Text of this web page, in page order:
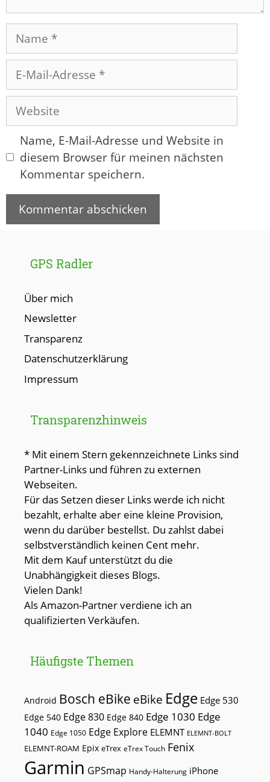
Name
Mail-
Adresse
Website
Name, E-Mail-Adresse und Website in
diesem Browser für meinen nächsten
Kommentar speichern.
GPS Radler
Über mich
Newsletter
Transparenz
Datenschutzerklärung
Impressum
Transparenzhinweis
* Mit einem Stern gekennzeichnete Links sind
Partner-Links und führen zu externen
Webseiten.
Für das Setzen dieser Links werde ich nicht
bezahlt, erhalte aber eine kleine Provision,
wenn du darüber bestellst. Du zahlst dabei
selbstverständlich keinen Cent mehr.
Mit dem Kauf unterstützt du die
Unabhängigkeit dieses Blogs.
Vielen Dank!
Als Amazon-Partner verdiene ich an
qualifizierten Verkäufen.
Häufigste Themen
Android Bosch eBike eBike Edge Edge 530
Edge 540 Edge 830 Edge 840 Edge 1030 Edge
1040 Edge 1050 Edge Explore ELEMNT ELEMNT-BOLT
ELEMNT-ROAM Epix eTrex eTrex Touch Fenix
Garmin GPSmap Handy-Halterung iPhone